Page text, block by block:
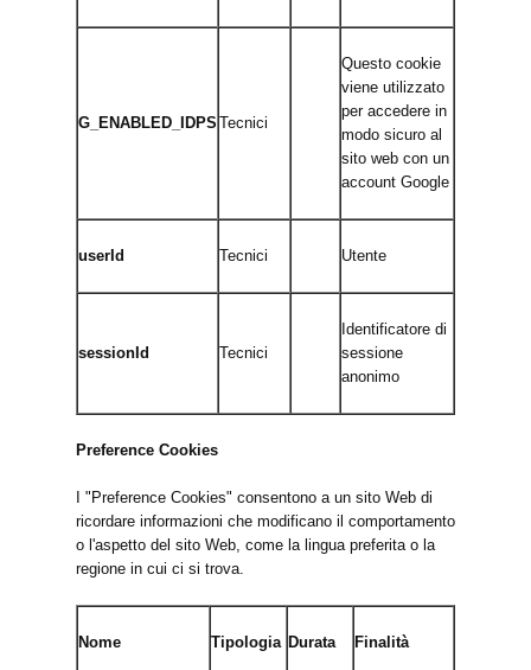
G_ENABLED_IDPS Tecnici
Questo cookie
viene utilizzato
per accedere in
modo sicuro al
sito web con un
account Google
userId Tecnici Utente
sessionId Tecnici
Identificatore di
sessione
anonimo
Preference Cookies
I "Preference Cookies" consentono a un sito Web di
ricordare informazioni che modificano il comportamento
o l'aspetto del sito Web, come la lingua preferita o la
regione in cui ci si trova.
Nome Tipologia Durata Finalità